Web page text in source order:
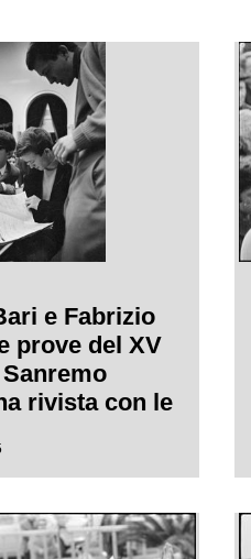
e Fabrizio
prove del XV
rivista con le